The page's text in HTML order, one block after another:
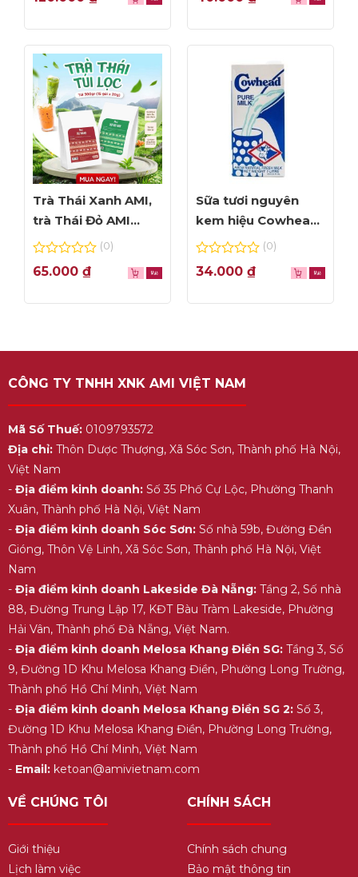
out
5
out
5
Trà Thái Xanh AMI,
trà Thái Đỏ AMI
thơm ngon, túi lọc
0
out
5
(0)
65.000 ₫
Sữa tươi nguyên
kem hiệu Cowhead
– hộp 1L
0
out
5
(0)
34.000 ₫
CÔNG TY TNHH XNK AMI VIỆT NAM
Mã Số Thuế:0109793572
Địa chỉ:Thôn Dược Thượng, Xã Sóc Sơn, Thành phố Hà Nội,
Việt Nam
- Địa điểm kinh doanh:Số 35 Phố Cự Lộc, Phường Thanh
Xuân, Thành phố Hà Nội, Việt Nam
- Địa điểm kinh doanh Sóc Sơn:Số nhà 59b, Đường Đền
Gióng, Thôn Vệ Linh, Xã Sóc Sơn, Thành phố Hà Nội, Việt
Nam
- Địa điểm kinh doanh Lakeside Đà Nẵng:Tầng 2, Số nhà
88, Đường Trung Lập 17, KĐT Bàu Tràm Lakeside, Phường
Hải Vân, Thành phố Đà Nẵng, Việt Nam.
- Địa điểm kinh doanh Melosa Khang Điền SG:Tầng 3, Số
9, Đường 1D Khu Melosa Khang Điền, Phường Long Trường,
Thành phố Hồ Chí Minh, Việt Nam
- Địa điểm kinh doanh Melosa Khang Điền SG 2:Số 3,
Đường 1D Khu Melosa Khang Điền, Phường Long Trường,
Thành phố Hồ Chí Minh, Việt Nam
- Email:ketoan@amivietnam.com
VỀ CHÚNG TÔI
Giới thiệu
Lịch làm việc
CHÍNH SÁCH
Chính sách chung
Bảo mật thông tin